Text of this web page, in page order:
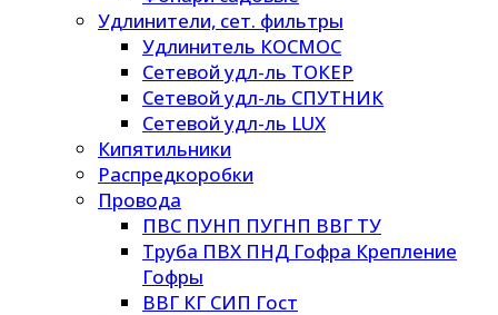
Удлинители, сет. фильтры
Удлинитель КОСМОС
Сетевой удл-ль ТОКЕР
Сетевой удл-ль СПУТНИК
Сетевой удл-ль LUX
Кипятильники
Распредкоробки
Провода
ПВС ПУНП ПУГНП ВВГ ТУ
Труба ПВХ ПНД Гофра Крепление
Гофры
ВВГ КГ СИП Гост